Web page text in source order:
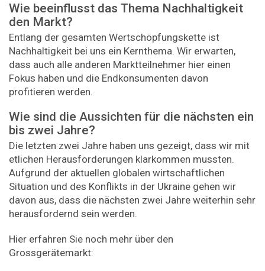
Wie beeinflusst das Thema Nachhaltigkeit
den Markt?
Entlang der gesamten Wertschöpfungskette ist
Nachhaltigkeit bei uns ein Kernthema. Wir erwarten,
dass auch alle anderen Marktteilnehmer hier einen
Fokus haben und die Endkonsumenten davon
profitieren werden.
Wie sind die Aussichten für die nächsten ein
bis zwei Jahre?
Die letzten zwei Jahre haben uns gezeigt, dass wir mit
etlichen Herausforderungen klarkommen mussten.
Aufgrund der aktuellen globalen wirtschaftlichen
Situation und des Konflikts in der Ukraine gehen wir
davon aus, dass die nächsten zwei Jahre weiterhin sehr
herausfordernd sein werden.
Hier erfahren Sie noch mehr über den
Grossgerätemarkt: